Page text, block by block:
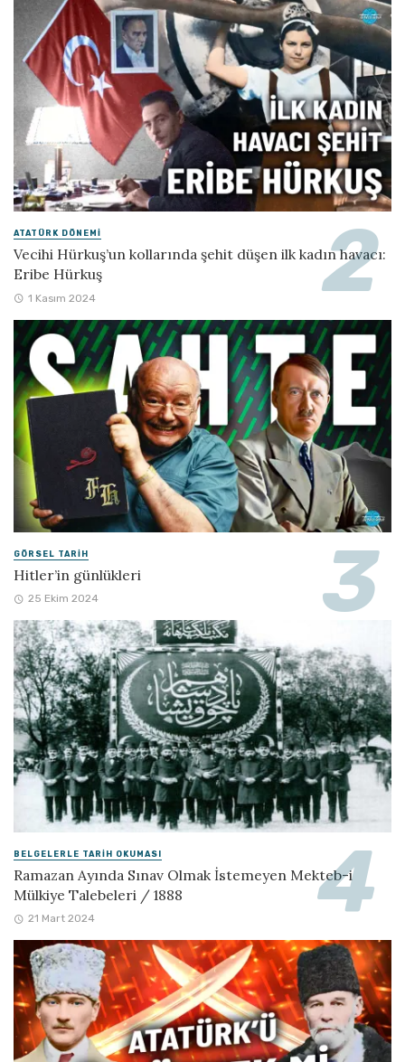
ATATÜRK DÖNEMI
Vecihi Hürkuş’un kollarında şehit düşen ilk kadın havacı:
Eribe Hürkuş
1 Kasım 2024
GÖRSEL TARIH
Hitler’in günlükleri
25 Ekim 2024
BELGELERLE TARIH OKUMASI
Ramazan Ayında Sınav Olmak İstemeyen Mekteb-i
Mülkiye Talebeleri / 1888
21 Mart 2024